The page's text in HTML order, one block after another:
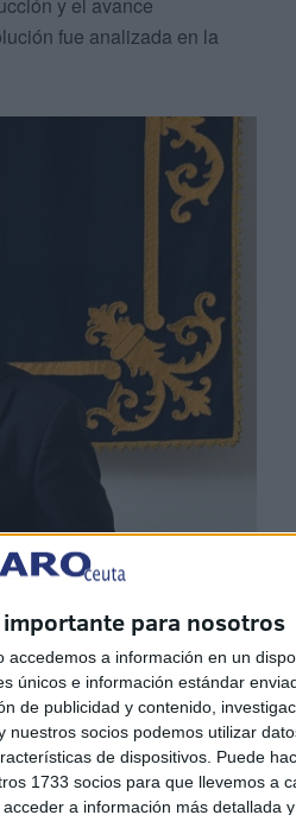
para nosotros
accedemos a información en un
únicos e información estándar
de publicidad y contenido,
nuestros socios podemos utilizar
de dispositivos. Puede
1733 socios para que llevemos a
a información más detallada
y el avance
fue analizada en la